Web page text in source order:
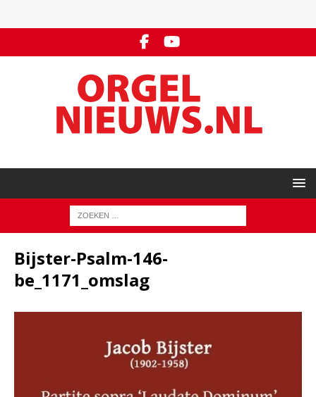
Bijster-Psalm-146-
be_1171_omslag